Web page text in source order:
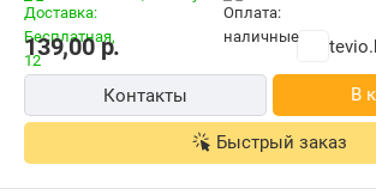
139,00р.
Контакты В
Быстрый заказ